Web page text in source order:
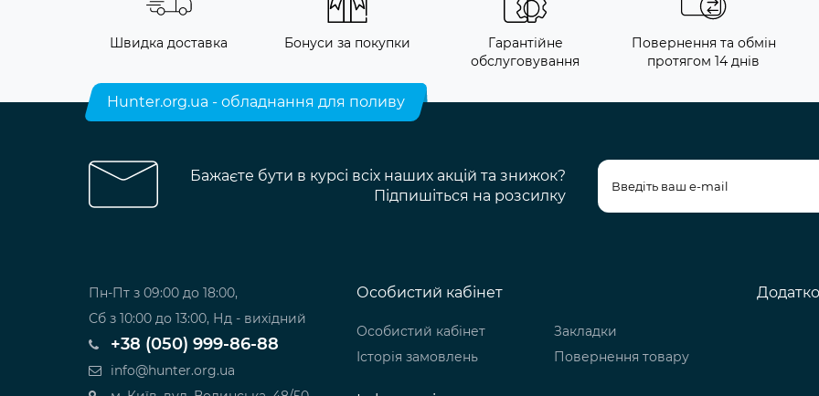
Швидка доставка Бонуси за покупки
Гарантійне
обслуговування
Повернення та обмін
протягом 14 днів
Hunter.org.ua - обладнання для поливу
Бажаєте бути в курсі всіх наших акцій та знижок?
Підпишіться на розсилку
Пн-Пт з 09:00 до 18:00,
Сб з 10:00 до 13:00, Нд - вихідний
+38 (050) 999-86-88
info@hunter.org.ua
Особистий кабінет
Особистий кабінет
Історія замовлень
Закладки
Повернення товару